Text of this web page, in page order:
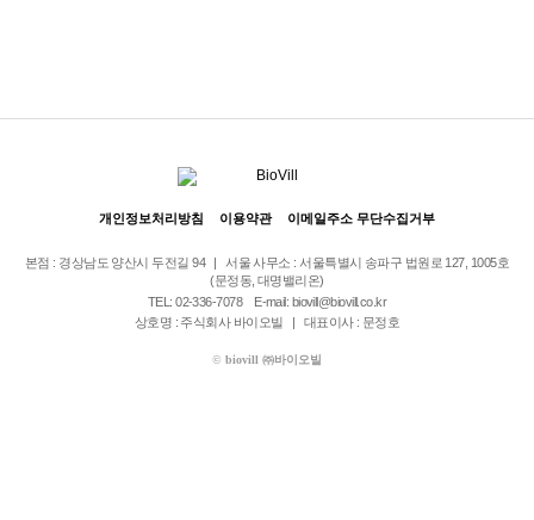
개인정보처리방침 이용약관 이메일주소 무단수집거부
본점 : 경상남도 양산시 두전길 94 | 서울 사무소 : 서울특별시 송파구 법원로 127, 1005호
(문정동, 대명밸리온)
TEL: 02-336-7078
E-mail: biovill@biovill.co.kr
상호명 : 주식회사 바이오빌 | 대표이사 : 문정호
© biovill ㈜바이오빌